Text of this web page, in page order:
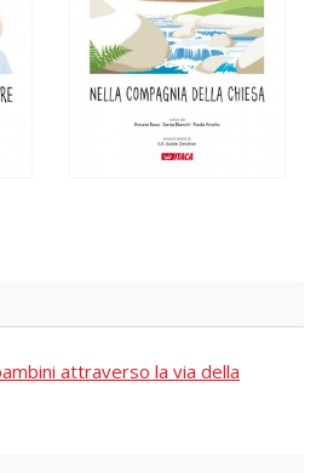
attraverso la via della